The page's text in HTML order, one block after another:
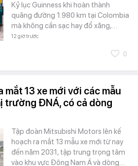
Kỷ lục Guinness khi hoàn thành
quãng đường 1.980 km tại Colombia
mà không cần sạc hay đổ xăng,…
12 giờ trước
0
mắt 13 xe mới với các mẫu
trường ĐNÁ, có cả dòng
Tập đoàn Mitsubishi Motors lên kế
hoạch ra mắt 13 mẫu xe mới từ nay
đến năm 2031, tập trung trọng tâm
vào khu vực Đông Nam Á và dòng…